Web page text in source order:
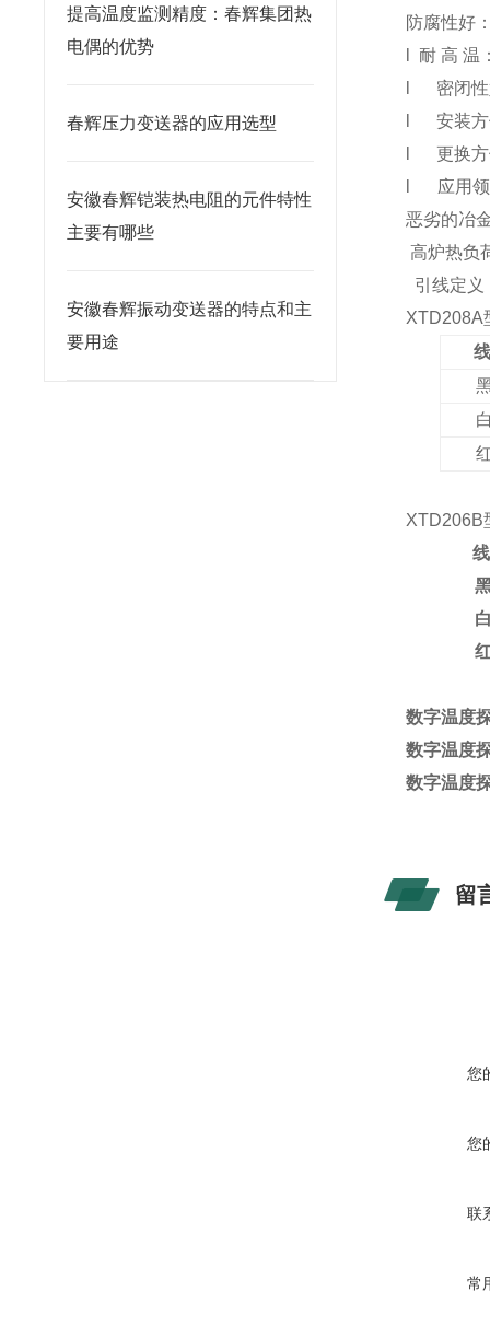
提高温度监测精度：春辉集团热
电偶的优势
春辉压力变送器的应用选型
安徽春辉铠装热电阻的元件特性
主要有哪些
安徽春辉振动变送器的特点和主
要用途
防腐性好
l 耐 高 温
l 密闭性
l 安装方
l 更换方
l 应用领
恶劣的冶
高炉热负
引线定义
XTD208A
XTD206B
数字温度
数字温度
数字温度
留
您
您
联
常